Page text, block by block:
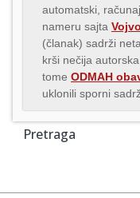
automatski,
nameru sajta
(članak) sadrži
krši nečija
tome ODMAH
uklonili sporni
Pretraga